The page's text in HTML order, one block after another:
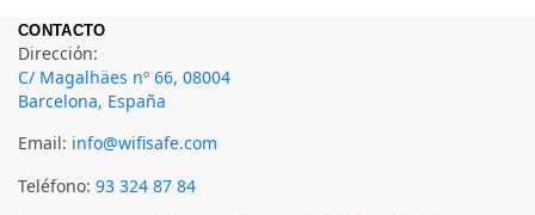
CONTACTO
Dirección:
C/ Magalhäes nº 66, 08004
Barcelona, España
Email: info@wifisafe.com
Teléfono: 93 324 87 84